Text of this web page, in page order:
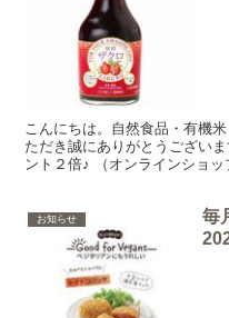
こんにちは。自然食品・有機
ただき誠にありがとうござい
ント２倍♪ （オンラインショ
お知らせ
毎